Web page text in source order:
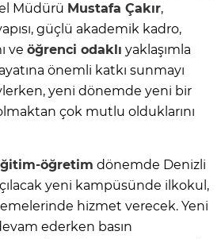
Müdürü Mustafa Çakır,
güçlü akademik kadro,
ve öğrenci odaklı yaklaşımla
önemli katkı sunmayı
yeni dönemde yeni bir
çok mutlu olduklarını
öğretim dönemde Denizli
yeni kampüsünde ilkokul,
hizmet verecek. Yeni
ederken basın